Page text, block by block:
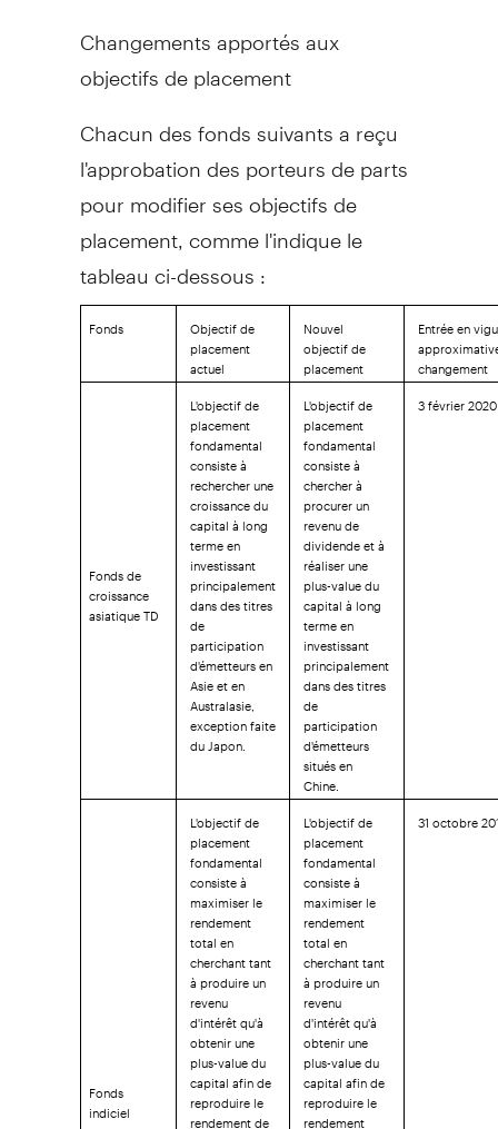
Changements apportés aux
objectifs de placement
Chacun des fonds suivants a reçu
l'approbation des porteurs de parts
pour modifier ses objectifs de
placement, comme l'indique le
tableau ci-dessous :
Fonds Objectif de
placement
actuel
Nouvel
objectif de
placement
Entrée en
changement
Fonds de
croissance
asiatique TD
L'objectif de
placement
fondamental
consiste à
rechercher une
croissance du
capital à long
terme en
investissant
principalement
dans des titres
de
participation
d'émetteurs en
Asie et en
Australasie,
exception faite
du Japon.
L'objectif de
placement
fondamental
consiste à
chercher à
procurer un
revenu de
dividende et à
réaliser une
plus-value du
capital à long
terme en
investissant
principalement
dans des titres
de
participation
d'émetteurs
situés en
Chine.
3 février 2020
Fonds
indiciel
L'objectif de
placement
fondamental
consiste à
maximiser le
rendement
total en
cherchant tant
à produire un
revenu
d'intérêt qu'à
obtenir une
plus-value du
capital afin de
reproduire le
rendement de
L'objectif de
placement
fondamental
consiste à
maximiser le
rendement
total en
cherchant tant
à produire un
revenu
d'intérêt qu'à
obtenir une
plus-value du
capital afin de
reproduire le
rendement
31 octobre